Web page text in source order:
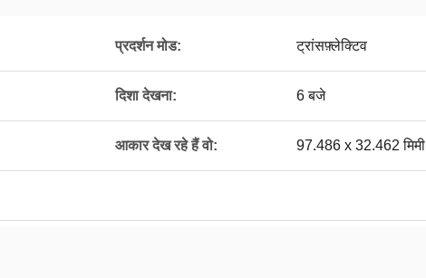
प्रदर्शन मोड: ट्रांसफ़्लेक्टिव
दिशा देखना: 6 बजे
आकार देख रहे हैं वो: 97.486 x 32.462 मिमी